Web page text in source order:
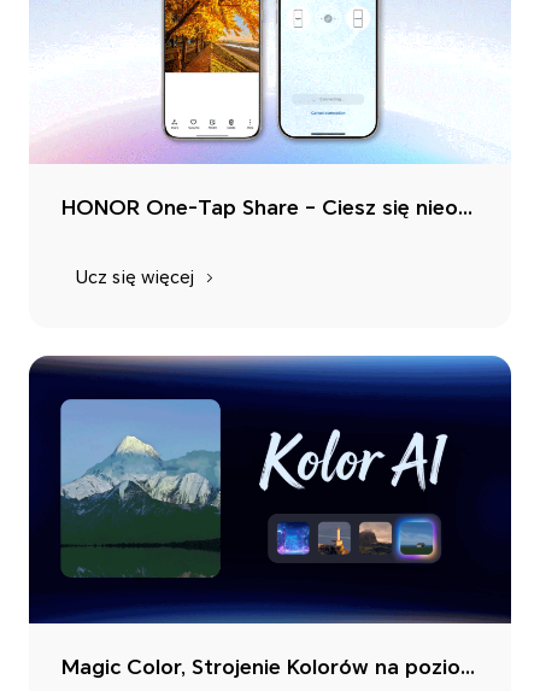
HONOR One-Tap Share – Ciesz się nieograniczoną inteligentną łącznością
Ucz się więcej
Magic Color, Strojenie Kolorów na poziomie mistrza jednym dotknięciem